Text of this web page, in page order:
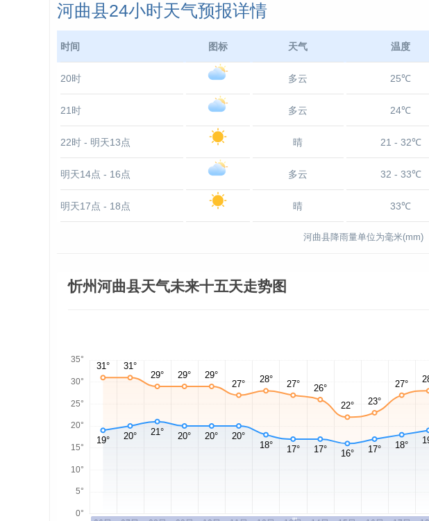
河曲县24小时天气预报详情
时间 图标 天气 温度
20时 多云 25℃
21时 多云 24℃
22时 - 明天13点 晴 21 - 32℃
明天14点 - 16点 多云 32 - 33℃
明天17点 - 18点 晴 33℃
河曲县降雨量单位为毫米(mm)
忻州河曲县天气未来十五天走势图